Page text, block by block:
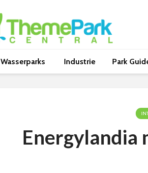
Wasserparks Industrie Park
Energylandia